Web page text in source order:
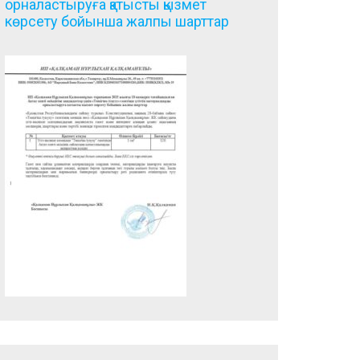
орналастыруға қатысты қызмет
көрсету бойынша жалпы шарттар